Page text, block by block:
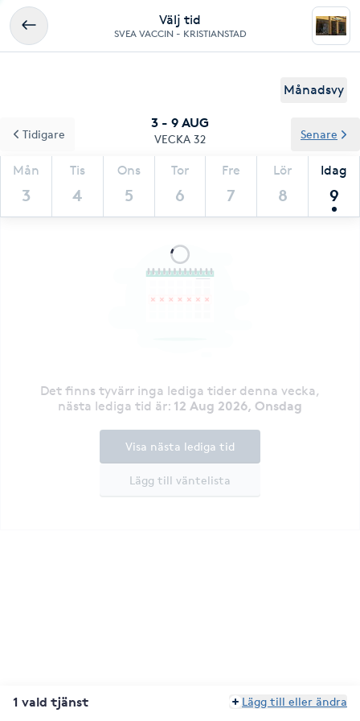
Välj tid
SVEA VACCIN - KRISTIANSTAD
Månadsvy
3 - 9 AUG
VECKA 32
Mån
3
Tis
4
Ons
5
Tor
6
Fre
7
Lör
8
Idag
9
Tidigare Senare
Det finns tyvärr inga lediga tider denna vecka,
nästa lediga tid är: 12 Aug 2026, Onsdag
Lägg till väntelista
Visa nästa lediga tid
1 vald tjänst Lägg till eller ändra